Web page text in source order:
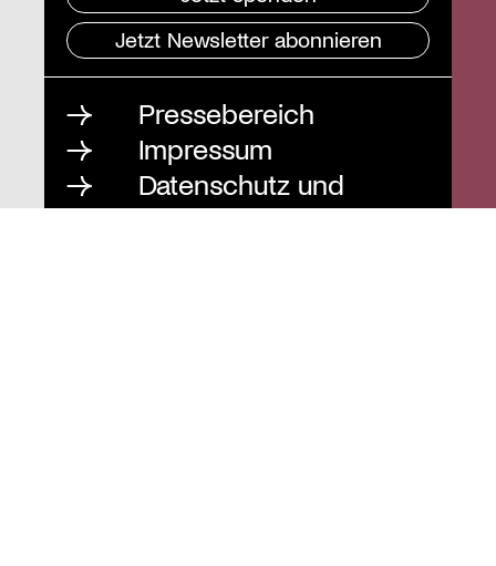
Jetzt Newsletter abonnieren
Pressebereich
Impressum
Datenschutz und
Barrierefreiheit